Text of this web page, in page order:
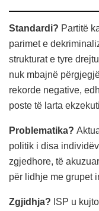
Standardi? Partitë
parimet e
strukturat e tyre
nuk mbajnë
rekorde negative,
poste të larta
Problematika?
politik i disa
zgjedhore, të
për lidhje me grupet
Zgjidhja? ISP u